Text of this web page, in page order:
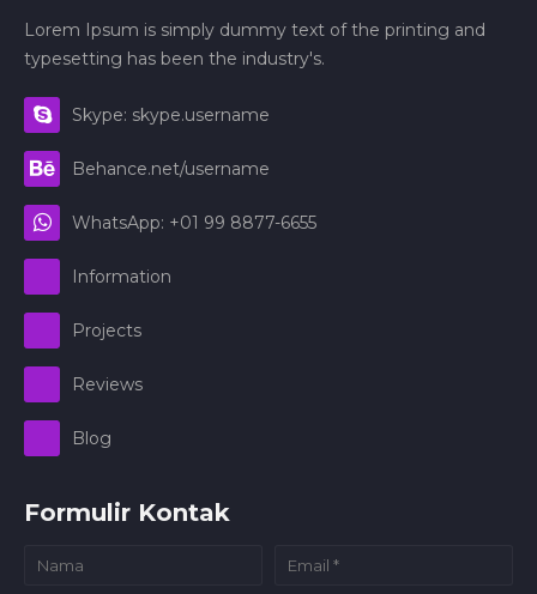
Lorem Ipsum is simply dummy text of the printing and
typesetting has been the industry's.
Skype: skype.username
Behance.net/username
WhatsApp: +01 99 8877-6655
Information
Projects
Reviews
Blog
Formulir Kontak